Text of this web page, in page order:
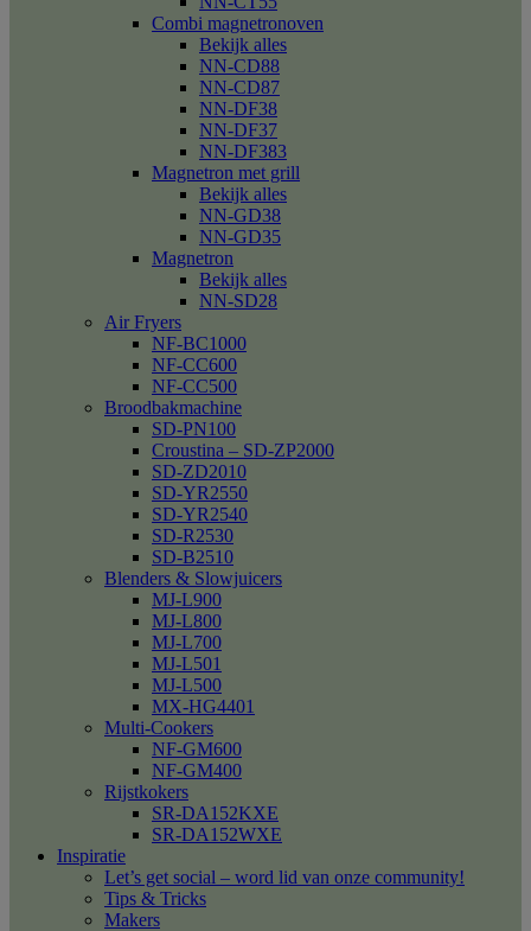
Combi magnetronoven
Bekijk alles
NN-CD88
NN-CD87
NN-DF38
NN-DF37
NN-DF383
Magnetron met grill
Bekijk alles
NN-GD38
NN-GD35
Magnetron
Bekijk alles
NN-SD28
Air Fryers
NF-BC1000
NF-CC600
NF-CC500
Broodbakmachine
SD-PN100
Croustina – SD-ZP2000
SD-ZD2010
SD-YR2550
SD-YR2540
SD-R2530
SD-B2510
Blenders & Slowjuicers
MJ-L900
MJ-L800
MJ-L700
MJ-L501
MJ-L500
MX-HG4401
Multi-Cookers
NF-GM600
NF-GM400
Rijstkokers
SR-DA152KXE
SR-DA152WXE
Inspiratie
Let’s get social – word lid van onze community!
Tips & Tricks
Makers